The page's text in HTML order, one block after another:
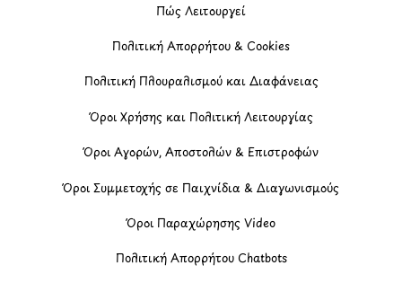
Πώς Λειτουργεί
Πολιτική Απορρήτου & Cookies
Πολιτική Πλουραλισμού και Διαφάνειας
Όροι Χρήσης και Πολιτική Λειτουργίας
Όροι Αγορών, Αποστολών & Επιστροφών
Όροι Συμμετοχής σε Παιχνίδια & Διαγωνισμούς
Όροι Παραχώρησης Video
Πολιτική Απορρήτου Chatbots